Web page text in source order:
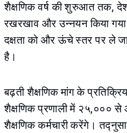
शैक्षणिक वर्ष की शुरुआत तक,
रखरखाव और उन्नयन किया गया
दक्षता को और ऊंचे स्तर पर ले
है।
बढ़ती शैक्षणिक मांग के
शैक्षणिक प्रणाली में २५,००० से
शैक्षणिक कर्मचारी करेंगे।